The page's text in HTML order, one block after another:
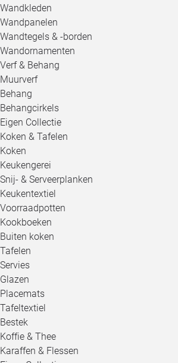
Wandkleden
Wandpanelen
Wandtegels & -borden
Wandornamenten
Verf & Behang
Muurverf
Behang
Behangcirkels
Eigen Collectie
Koken & Tafelen
Koken
Keukengerei
Snij- & Serveerplanken
Keukentextiel
Voorraadpotten
Kookboeken
Buiten koken
Tafelen
Servies
Glazen
Placemats
Tafeltextiel
Bestek
Koffie & Thee
Karaffen & Flessen